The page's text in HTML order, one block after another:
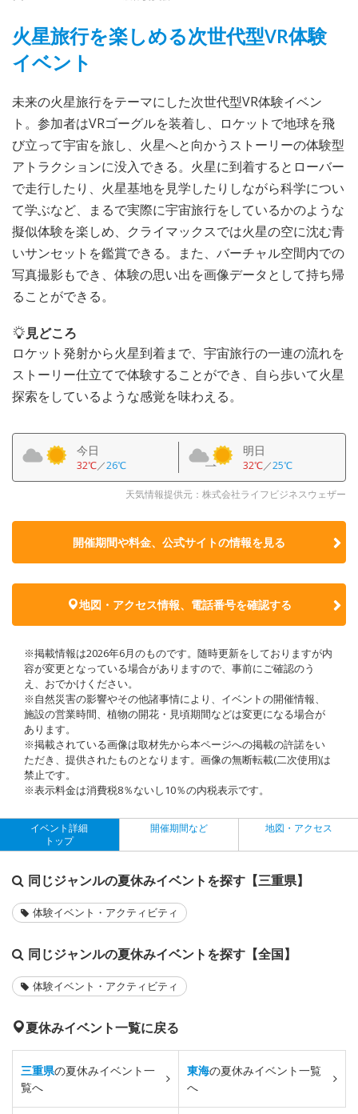
火星旅行を楽しめる次世代型VR体験
イベント
未来の火星旅行をテーマにした次世代型VR体験イベン
ト。参加者はVRゴーグルを装着し、ロケットで地球を飛
び立って宇宙を旅し、火星へと向かうストーリーの体験型
アトラクションに没入できる。火星に到着するとローバー
で走行したり、火星基地を見学したりしながら科学につい
て学ぶなど、まるで実際に宇宙旅行をしているかのような
擬似体験を楽しめ、クライマックスでは火星の空に沈む青
いサンセットを鑑賞できる。また、バーチャル空間内での
写真撮影もでき、体験の思い出を画像データとして持ち帰
ることができる。
見どころ
ロケット発射から火星到着まで、宇宙旅行の一連の流れを
ストーリー仕立てで体験することができ、自ら歩いて火星
探索をしているような感覚を味わえる。
今日
32℃／26℃
明日
32℃／25℃
天気情報提供元：株式会社ライフビジネスウェザー
開催期間や料金、公式サイトの情報を見る
地図・アクセス情報、電話番号を確認する
※掲載情報は2026年6月のものです。随時更新をしておりますが内
容が変更となっている場合がありますので、事前にご確認のう
え、おでかけください。
※自然災害の影響やその他諸事情により、イベントの開催情報、
施設の営業時間、植物の開花・見頃期間などは変更になる場合が
あります。
※掲載されている画像は取材先から本ページへの掲載の許諾をい
ただき、提供されたものとなります。画像の無断転載(二次使用)は
禁止です。
※表示料金は消費税8％ないし10％の内税表示です。
イベント詳細
トップ
開催期間など 地図・アクセス
同じジャンルの夏休みイベントを探す【三重県】
体験イベント・アクティビティ
同じジャンルの夏休みイベントを探す【全国】
体験イベント・アクティビティ
夏休みイベント一覧に戻る
三重県の夏休みイベント一
覧へ
東海の夏休みイベント一覧
へ